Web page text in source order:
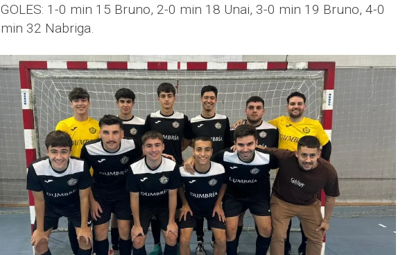
GOLES: 1-0 min 15 Bruno, 2-0 min 18 Unai, 3-0 min 19 Bruno, 4-0
min 32 Nabriga.